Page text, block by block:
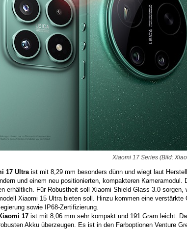
Xiaomi 17 Series (Bild:
17 Ultra ist mit 8,29 mm besonders dünn und wiegt laut
und einem neu positionierten, kompakteren
erhältlich. Für Robustheit soll Xiaomi Shield Glass 3.0
Xiaomi 15 Ultra bieten soll. Hinzu kommen eine
sowie IP68-Zertifizierung.
17 ist mit 8,06 mm sehr kompakt und 191 Gram leicht.
Akku überzeugen. Es ist in den Farboptionen Venture